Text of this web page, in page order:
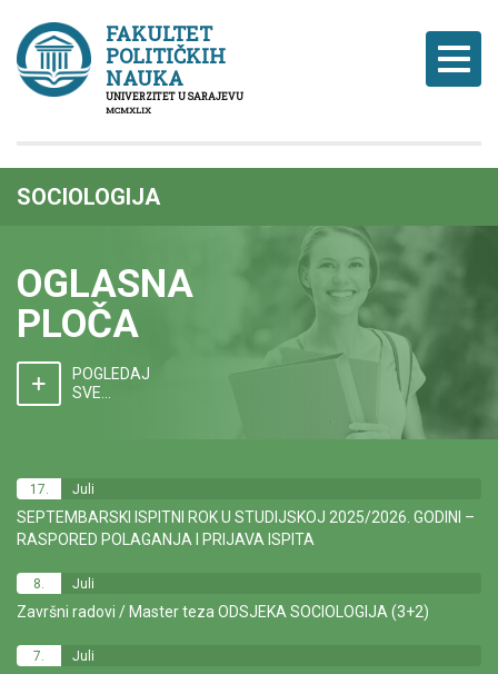
FAKULTET
POLITIČKIH
NAUKA
UNIVERZITET U SARAJEVU
MCMXLIX
SOCIOLOGIJA
OGLASNA
PLOČA
POGLEDAJ
SVE...
17. Juli
SEPTEMBARSKI ISPITNI ROK U STUDIJSKOJ 2025/2026. GODINI –
RASPORED POLAGANJA I PRIJAVA ISPITA
8. Juli
Završni radovi / Master teza ODSJEKA SOCIOLOGIJA (3+2)
7. Juli